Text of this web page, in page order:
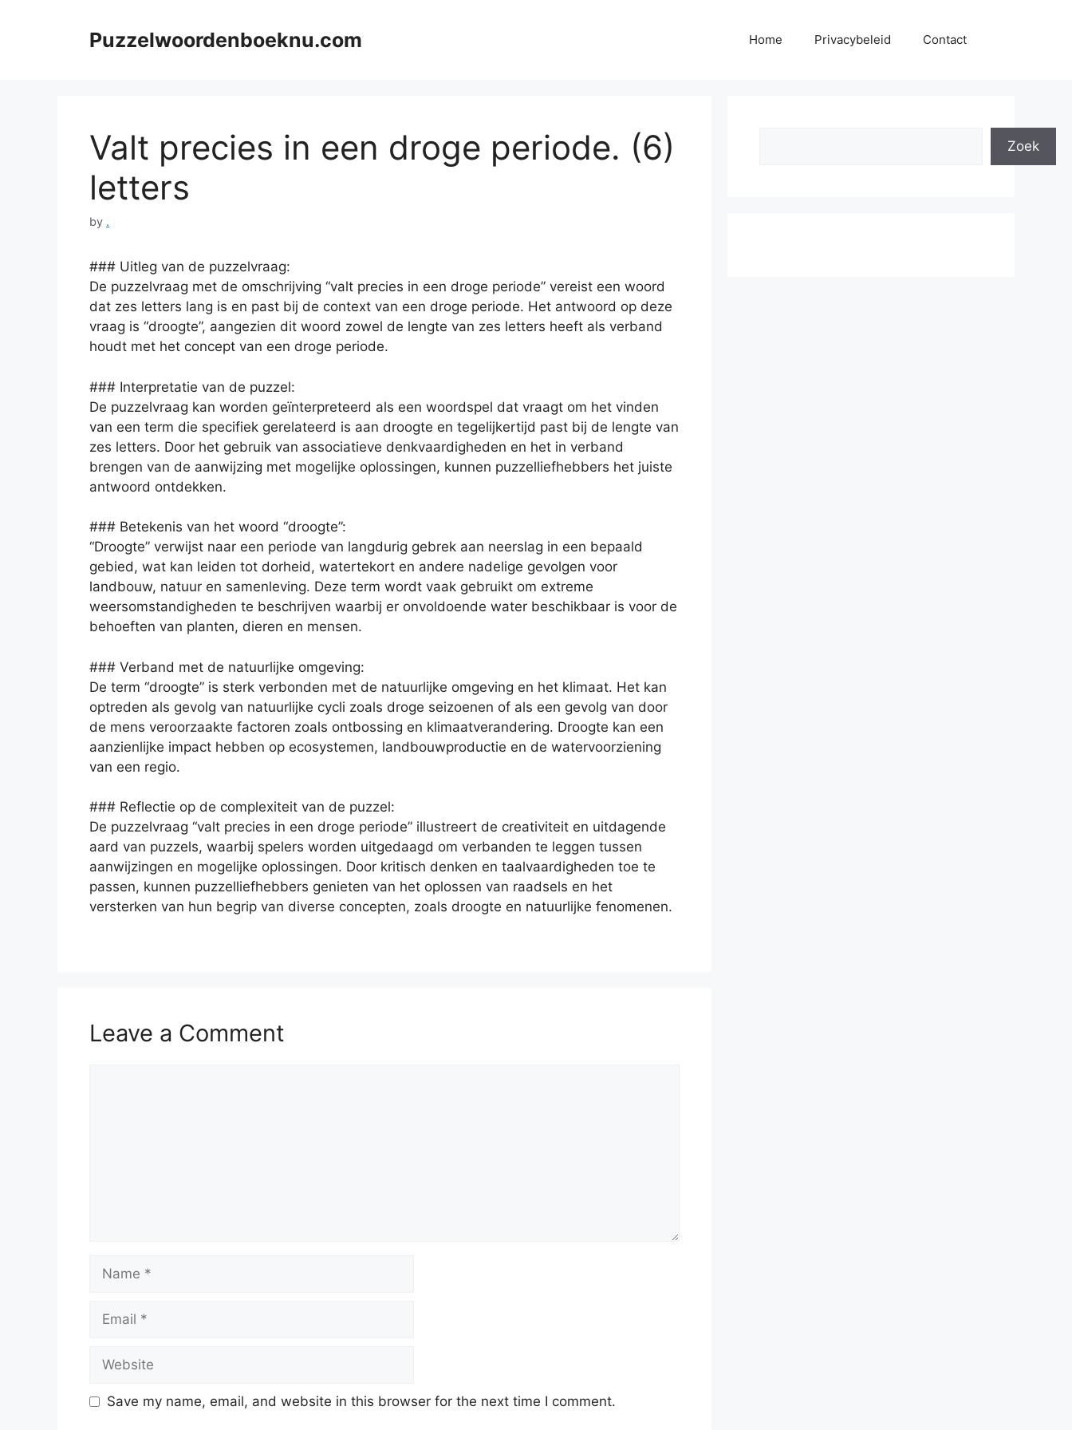
Puzzelwoordenboeknu.com Home Privacybeleid Contact
Valt precies in een droge periode. (6)
letters
by .
### Uitleg van de puzzelvraag:
De puzzelvraag met de omschrijving “valt precies in een droge periode” vereist een woord
dat zes letters lang is en past bij de context van een droge periode. Het antwoord op deze
vraag is “droogte”, aangezien dit woord zowel de lengte van zes letters heeft als verband
houdt met het concept van een droge periode.
### Interpretatie van de puzzel:
De puzzelvraag kan worden geïnterpreteerd als een woordspel dat vraagt om het vinden
van een term die specifiek gerelateerd is aan droogte en tegelijkertijd past bij de lengte van
zes letters. Door het gebruik van associatieve denkvaardigheden en het in verband
brengen van de aanwijzing met mogelijke oplossingen, kunnen puzzelliefhebbers het juiste
antwoord ontdekken.
### Betekenis van het woord “droogte”:
“Droogte” verwijst naar een periode van langdurig gebrek aan neerslag in een bepaald
gebied, wat kan leiden tot dorheid, watertekort en andere nadelige gevolgen voor
landbouw, natuur en samenleving. Deze term wordt vaak gebruikt om extreme
weersomstandigheden te beschrijven waarbij er onvoldoende water beschikbaar is voor de
behoeften van planten, dieren en mensen.
### Verband met de natuurlijke omgeving:
De term “droogte” is sterk verbonden met de natuurlijke omgeving en het klimaat. Het kan
optreden als gevolg van natuurlijke cycli zoals droge seizoenen of als een gevolg van door
de mens veroorzaakte factoren zoals ontbossing en klimaatverandering. Droogte kan een
aanzienlijke impact hebben op ecosystemen, landbouwproductie en de watervoorziening
van een regio.
### Reflectie op de complexiteit van de puzzel:
De puzzelvraag “valt precies in een droge periode” illustreert de creativiteit en uitdagende
aard van puzzels, waarbij spelers worden uitgedaagd om verbanden te leggen tussen
aanwijzingen en mogelijke oplossingen. Door kritisch denken en taalvaardigheden toe te
passen, kunnen puzzelliefhebbers genieten van het oplossen van raadsels en het
versterken van hun begrip van diverse concepten, zoals droogte en natuurlijke fenomenen.
Leave a Comment
Name
Email
Website
Save my name, email, and website in this browser for the next time I comment.
Zoek